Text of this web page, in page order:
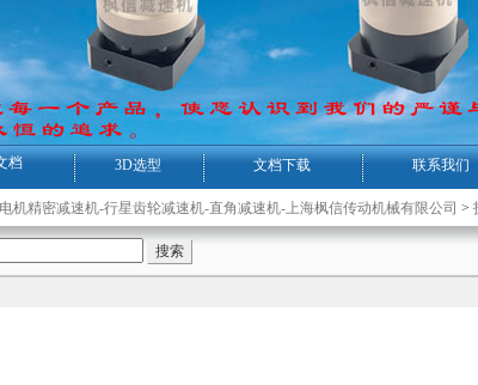
档 3D选型 文档下载 联系我们
机精密减速机-行星齿轮减速机-直角减速机-上海枫信传动机械有限公司 >